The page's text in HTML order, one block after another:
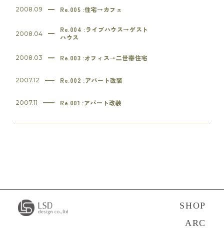
2008.09 Re.005 :住宅→カフェ
2008.04
Re.004 :ライブハウス→ゲスト
ハウス
2008.03 Re.003 :オフィス→二世帯住宅
2007.12 Re.002 :アパート改装
2007.11 Re.001 :アパート改装
SHOP
ARC